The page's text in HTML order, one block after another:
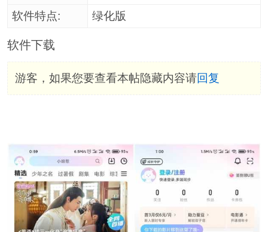
软件特点:
绿化版
软件下载
游客，如果您要查看本帖隐藏内容请回复